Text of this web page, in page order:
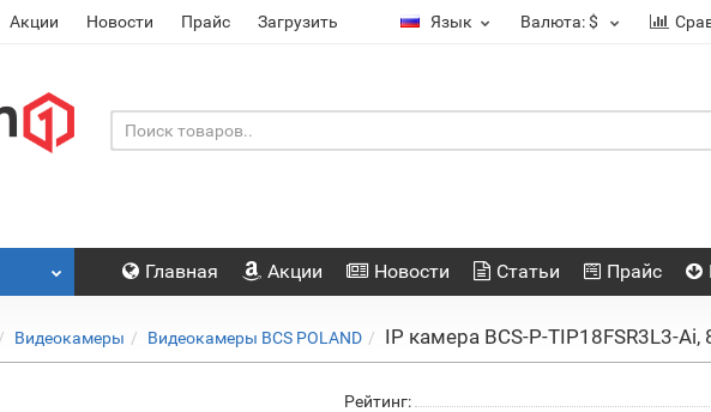
Акции Новости Прайс Загрузить Язык Валюта:$
Главная Акции Новости Статьи Прайс
Видеокамеры Видеокамеры BCS POLAND IP камера BCS-P-TIP18FSR3L3-Ai,
Рейтинг: